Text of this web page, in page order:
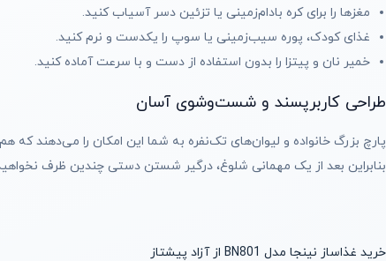
مغزها را برای کره بادام‌زمینی یا تزئین دسر آسیاب کنید.
غذای کودک، پوره سیب‌زمینی یا سوپ را یکدست و نرم کنید.
خمیر نان و پیتزا را بدون استفاده از دست و با سرعت آماده کنید.
طراحی کاربرپسند و شست‌وشوی آسان
بنابراین بعد از یک مهمانی شلوغ، درگیر شستن دستی چندین ظرف
خرید غذاساز نینجا مدل BN801 از آزاد پیشتاز